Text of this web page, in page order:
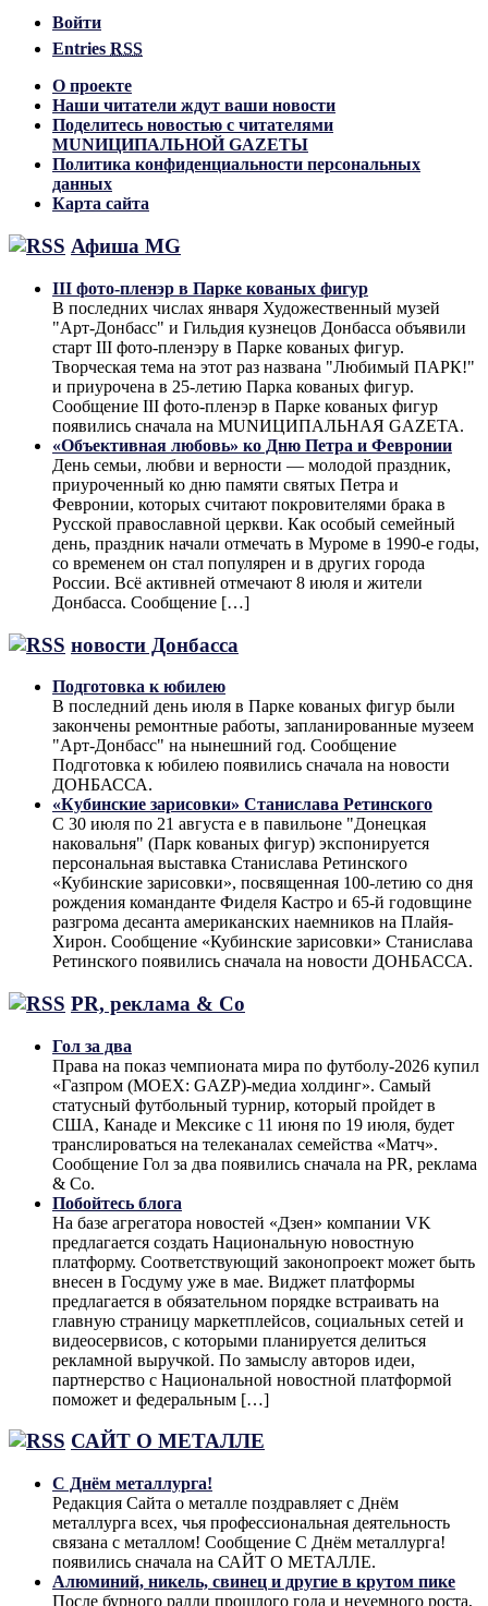
Войти
Entries RSS
О проекте
Наши читатели ждут ваши новости
Поделитесь новостью с читателями
MUNИЦИПАЛЬНОЙ GAZЕТЫ
Политика конфиденциальности персональных
данных
Карта сайта
Афиша MG
III фото-пленэр в Парке кованых фигур
В последних числах января Художественный музей
"Арт-Донбасс" и Гильдия кузнецов Донбасса объявили
старт III фото-пленэру в Парке кованых фигур.
Творческая тема на этот раз названа "Любимый ПАРК!"
и приурочена в 25-летию Парка кованых фигур.
Сообщение III фото-пленэр в Парке кованых фигур
появились сначала на MUNИЦИПАЛЬНАЯ GAZЕТА.
«Объективная любовь» ко Дню Петра и Февронии
День семьи, любви и верности — молодой праздник,
приуроченный ко дню памяти святых Петра и
Февронии, которых считают покровителями брака в
Русской православной церкви. Как особый семейный
день, праздник начали отмечать в Муроме в 1990-е годы,
со временем он стал популярен и в других города
России. Всё активней отмечают 8 июля и жители
Донбасса. Сообщение […]
новости Донбасса
Подготовка к юбилею
В последний день июля в Парке кованых фигур были
закончены ремонтные работы, запланированные музеем
"Арт-Донбасс" на нынешний год. Сообщение
Подготовка к юбилею появились сначала на новости
ДОНБАССА.
«Кубинские зарисовки» Станислава Ретинского
С 30 июля по 21 августа е в павильоне "Донецкая
наковальня" (Парк кованых фигур) экспонируется
персональная выставка Станислава Ретинского
«Кубинские зарисовки», посвященная 100-летию со дня
рождения команданте Фиделя Кастро и 65-й годовщине
разгрома десанта американских наемников на Плайя-
Хирон. Сообщение «Кубинские зарисовки» Станислава
Ретинского появились сначала на новости ДОНБАССА.
PR, реклама & Co
Гол за два
Права на показ чемпионата мира по футболу-2026 купил
«Газпром (MOEX: GAZP)-медиа холдинг». Самый
статусный футбольный турнир, который пройдет в
США, Канаде и Мексике с 11 июня по 19 июля, будет
транслироваться на телеканалах семейства «Матч».
Сообщение Гол за два появились сначала на PR, реклама
& Co.
Побойтесь блога
На базе агрегатора новостей «Дзен» компании VK
предлагается создать Национальную новостную
платформу. Соответствующий законопроект может быть
внесен в Госдуму уже в мае. Виджет платформы
предлагается в обязательном порядке встраивать на
главную страницу маркетплейсов, социальных сетей и
видеосервисов, с которыми планируется делиться
рекламной выручкой. По замыслу авторов идеи,
партнерство с Национальной новостной платформой
поможет и федеральным […]
САЙТ О МЕТАЛЛЕ
С Днём металлурга!
Редакция Сайта о металле поздравляет с Днём
металлурга всех, чья профессиональная деятельность
связана с металлом! Сообщение С Днём металлурга!
появились сначала на САЙТ О МЕТАЛЛЕ.
Алюминий, никель, свинец и другие в крутом пике
После бурного ралли прошлого года и неуемного роста,